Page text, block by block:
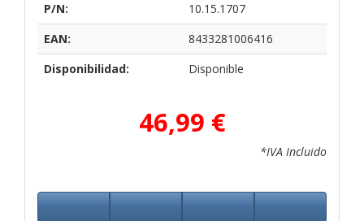
P/N:
10.15.1707
EAN:
8433281006416
Disponibilidad:
Disponible
46,99 €
*IVA Incluido